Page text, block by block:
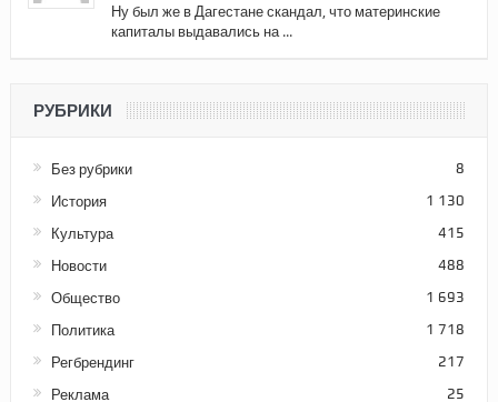
Ну был же в Дагестане скандал, что материнские
капиталы выдавались на ...
РУБРИКИ
Без рубрики 8
История 1 130
Культура 415
Новости 488
Общество 1 693
Политика 1 718
Регбрендинг 217
Реклама 25